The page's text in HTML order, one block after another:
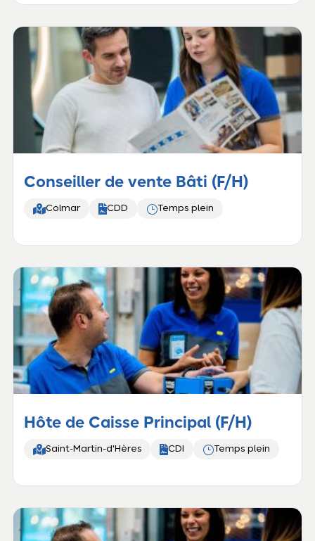
Conseiller de vente Bâti (F/H)
Colmar CDD }Temps plein
Hôte de Caisse Principal (F/H)
Saint-Martin-d'Hères CDI }Temps plein